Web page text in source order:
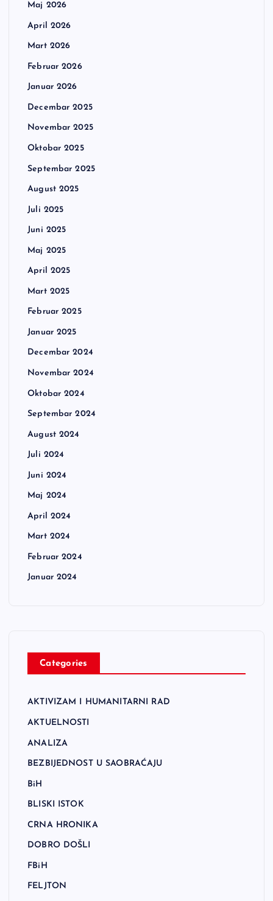
Maj 2026
April 2026
Mart 2026
Februar 2026
Januar 2026
Decembar 2025
Novembar 2025
Oktobar 2025
Septembar 2025
August 2025
Juli 2025
Juni 2025
Maj 2025
April 2025
Mart 2025
Februar 2025
Januar 2025
Decembar 2024
Novembar 2024
Oktobar 2024
Septembar 2024
August 2024
Juli 2024
Juni 2024
Maj 2024
April 2024
Mart 2024
Februar 2024
Januar 2024
Categories
AKTIVIZAM I HUMANITARNI RAD
AKTUELNOSTI
ANALIZA
BEZBIJEDNOST U SAOBRAĆAJU
BiH
BLISKI ISTOK
CRNA HRONIKA
DOBRO DOŠLI
FBiH
FELJTON